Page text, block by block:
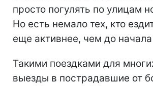
просто погулять по улицам
Но есть немало тех, кто
еще активнее, чем до
Такими поездками для
выезды в пострадавшие от